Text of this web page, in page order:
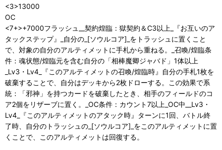
<3>13000
OC
<7+>+7000フラッシュ__契約煌臨：獄契約＆C3以上_『お互いのア
タックステップ』_自分の_[ソウルコア]_をトラッシュに置くこと
で、対象の自分のアルティメットに手札から重ねる。_召喚/煌臨条
件：魂状態/煌臨元を含む自分の「相棒魔卿ジャバド」1体以上
_Lv3・Lv4_『このアルティメットの召喚/煌臨時』自分の手札1枚を
破棄することで、自分はデッキから2枚ドローする。この効果で系
統：「邪神」を持つカードを破棄したとき、相手のフィールドのコ
ア2個をリザーブに置く。_OC条件：カウント7以上_OC中__Lv3・
Lv4_『このアルティメットのアタック時』ターンに1回、バトル終
了時、自分のトラッシュの_[ソウルコア]_をこのアルティメットに置
くことで、このアルティメットは回復する。